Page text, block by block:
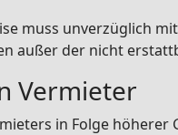
muss unverzüglich
außer der nicht
Vermieter
in Folge